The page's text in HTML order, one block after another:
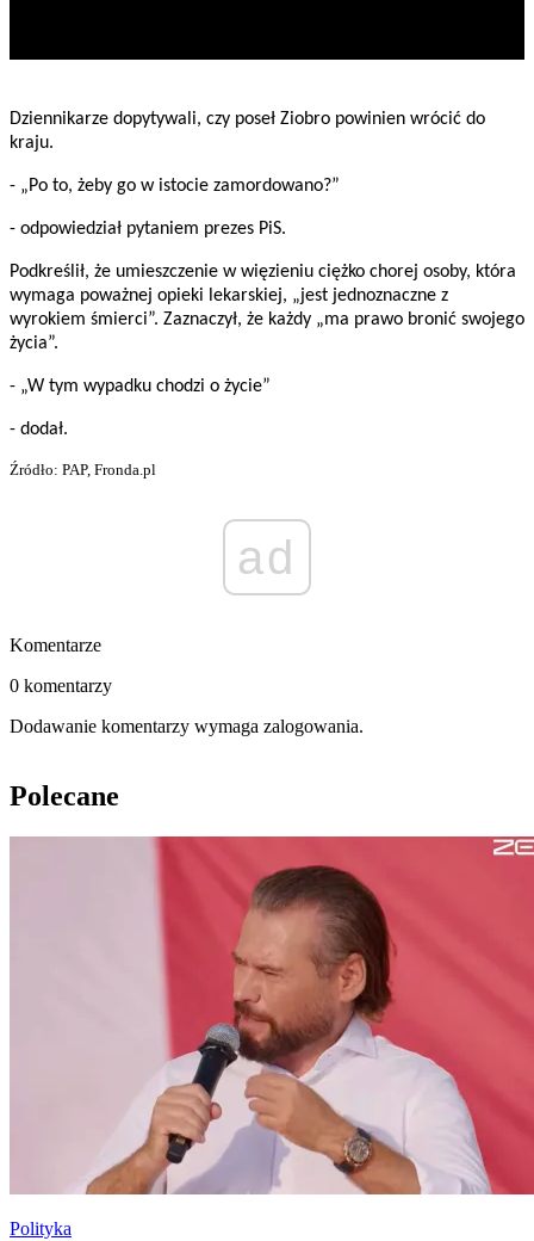
Dziennikarze dopytywali, czy poseł Ziobro powinien wrócić do
kraju.
- „Po to, żeby go w istocie zamordowano?”
- odpowiedział pytaniem prezes PiS.
Podkreślił, że umieszczenie w więzieniu ciężko chorej osoby, która
wymaga poważnej opieki lekarskiej, „jest jednoznaczne z
wyrokiem śmierci”. Zaznaczył, że każdy „ma prawo bronić swojego
życia”.
- „W tym wypadku chodzi o życie”
- dodał.
Źródło: PAP, Fronda.pl
ad
Komentarze
0 komentarzy
Dodawanie komentarzy wymaga zalogowania.
Polecane
Polityka